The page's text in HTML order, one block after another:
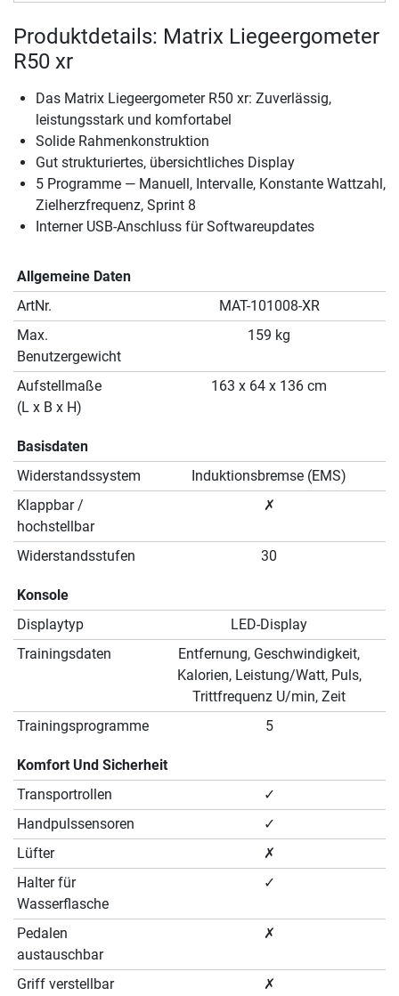
Produktdetails: Matrix Liegeergometer
R50 xr
Das Matrix Liegeergometer R50 xr: Zuverlässig,
leistungsstark und komfortabel
Solide Rahmenkonstruktion
Gut strukturiertes, übersichtliches Display
5 Programme — Manuell, Intervalle, Konstante Wattzahl,
Zielherzfrequenz, Sprint 8
Interner USB-Anschluss für Softwareupdates
Allgemeine Daten
ArtNr.
MAT-101008-XR
Max.
Benutzergewicht
159 kg
Aufstellmaße
(L x B x H)
163 x 64 x 136 cm
Basisdaten
Widerstandssystem
Induktionsbremse (EMS)
Klappbar /
hochstellbar
✗
Widerstandsstufen 30
Konsole
Displaytyp
LED-Display
Trainingsdaten
Entfernung, Geschwindigkeit,
Kalorien, Leistung/Watt, Puls,
Trittfrequenz U/min, Zeit
Trainingsprogramme
5
Komfort Und Sicherheit
Transportrollen
✓
Handpulssensoren
✓
Lüfter
✗
Halter für
Wasserflasche
✓
Pedalen
austauschbar
✗
Griff verstellbar ✗